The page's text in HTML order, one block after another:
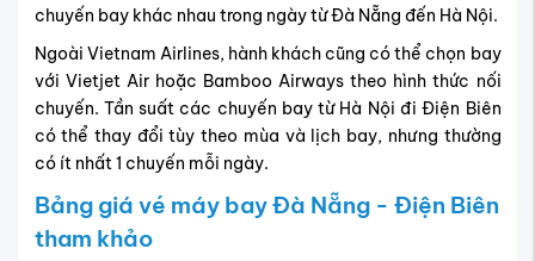
chuyến bay khác nhau trong ngày từ Đà Nẵng đến Hà Nội.
Ngoài Vietnam Airlines, hành khách cũng có thể chọn bay
với Vietjet Air hoặc Bamboo Airways theo hình thức nối
chuyến. Tần suất các chuyến bay từ Hà Nội đi Điện Biên
có thể thay đổi tùy theo mùa và lịch bay, nhưng thường
có ít nhất 1 chuyến mỗi ngày.
Bảng giá vé máy bay Đà Nẵng - Điện Biên
tham khảo